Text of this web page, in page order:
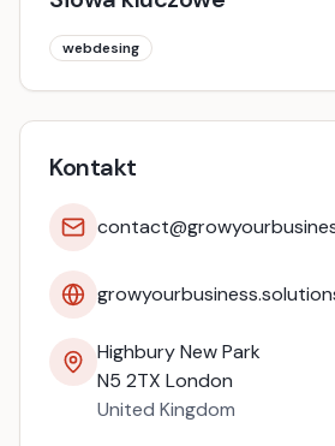
webdesing
Kontakt
Highbury New Park
N5 2TX London
United Kingdom